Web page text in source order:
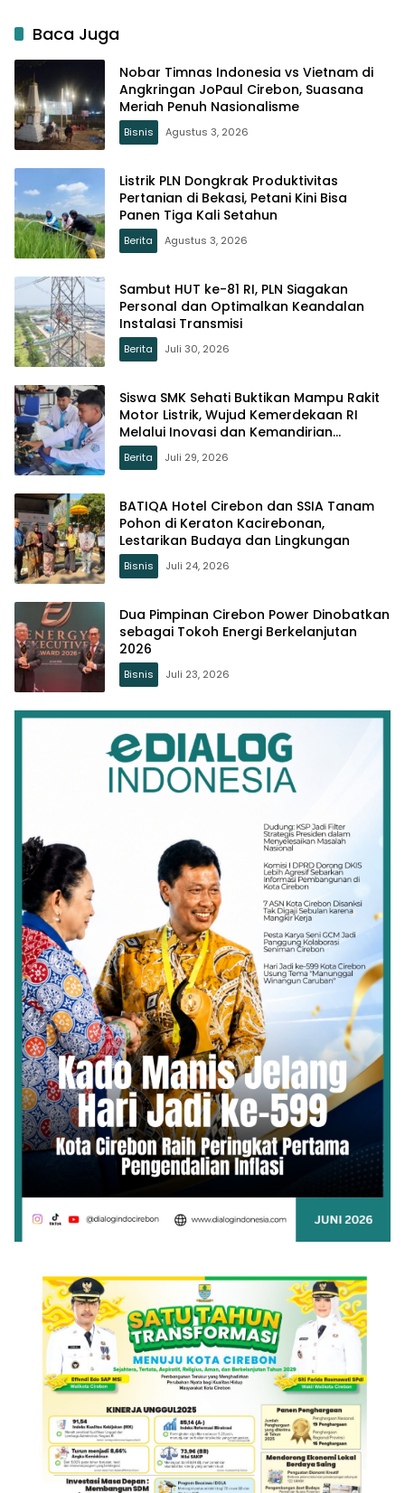
Baca Juga
Nobar Timnas Indonesia vs Vietnam di
Angkringan JoPaul Cirebon, Suasana
Meriah Penuh Nasionalisme
Bisnis Agustus 3, 2026
Listrik PLN Dongkrak Produktivitas
Pertanian di Bekasi, Petani Kini Bisa
Panen Tiga Kali Setahun
Berita Agustus 3, 2026
Sambut HUT ke-81 RI, PLN Siagakan
Personal dan Optimalkan Keandalan
Instalasi Transmisi
Berita Juli 30, 2026
Siswa SMK Sehati Buktikan Mampu Rakit
Motor Listrik, Wujud Kemerdekaan RI
Melalui Inovasi dan Kemandirian
Generasi Muda
Berita Juli 29, 2026
BATIQA Hotel Cirebon dan SSIA Tanam
Pohon di Keraton Kacirebonan,
Lestarikan Budaya dan Lingkungan
Bisnis Juli 24, 2026
Dua Pimpinan Cirebon Power Dinobatkan
sebagai Tokoh Energi Berkelanjutan
2026
Bisnis Juli 23, 2026